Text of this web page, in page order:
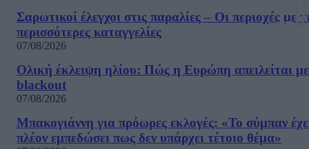
Σαρωτικοί έλεγχοι στις παραλίες – Οι περιοχές με
περισσότερες καταγγελίες
07/08/2026
Ολική έκλειψη ηλίου: Πώς η Ευρώπη απειλείται με
blackout
07/08/2026
Μπακογιάννη για πρόωρες εκλογές: «Το σύμπαν
πλέον εμπεδώσει πως δεν υπάρχει τέτοιο θέμα»